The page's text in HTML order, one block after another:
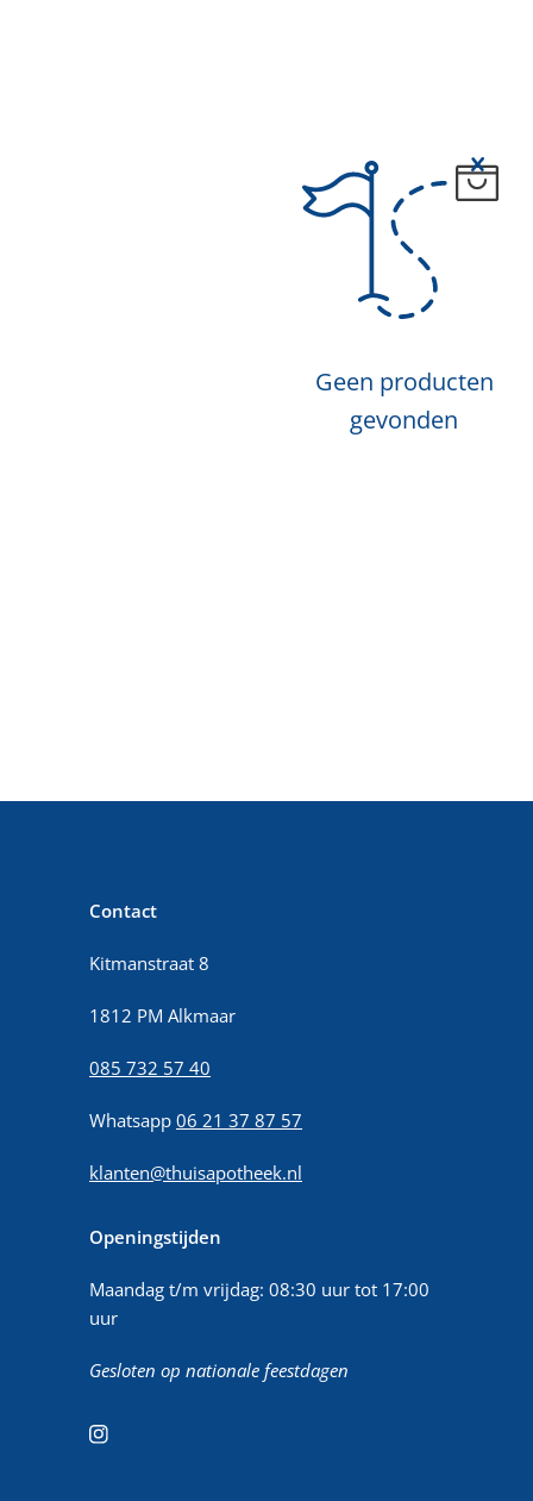
Geen producten
gevonden
Contact
Kitmanstraat 8
1812 PM Alkmaar
085 732 57 40
Whatsapp06 21 37 87 57
klanten@thuisapotheek.nl
Openingstijden
Maandag t/m vrijdag: 08:30 uur tot 17:00
uur
Gesloten op nationale feestdagen